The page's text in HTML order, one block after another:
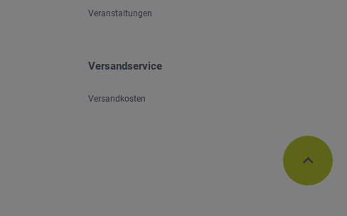
Veranstaltungen
Versandservice
Versandkosten